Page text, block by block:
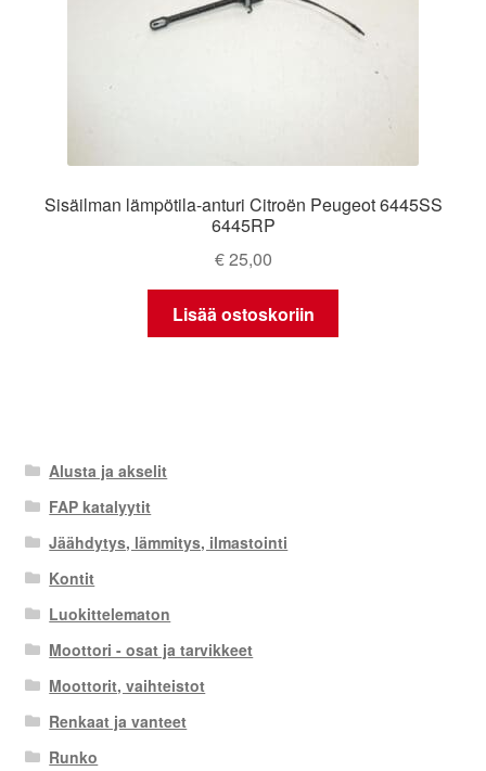
Sisäilman lämpötila-anturi Citroën Peugeot 6445SS
6445RP
€25,00
Lisää ostoskoriin
Alusta ja akselit
FAP katalyytit
Jäähdytys, lämmitys, ilmastointi
Kontit
Luokittelematon
Moottori - osat ja tarvikkeet
Moottorit, vaihteistot
Renkaat ja vanteet
Runko